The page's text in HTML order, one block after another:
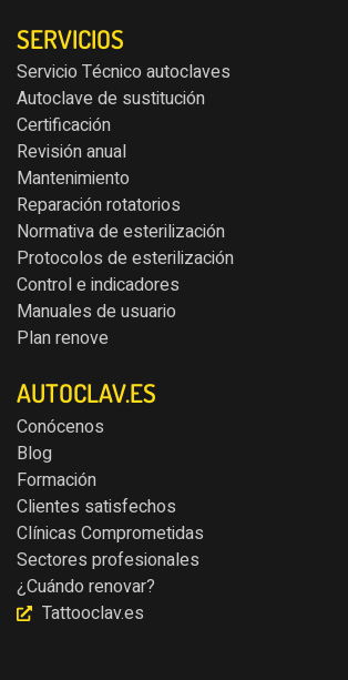
SERVICIOS
Servicio Técnico autoclaves
Autoclave de sustitución
Certificación
Revisión anual
Mantenimiento
Reparación rotatorios
Normativa de esterilización
Protocolos de esterilización
Control e indicadores
Manuales de usuario
Plan renove
AUTOCLAV.ES
Conócenos
Blog
Formación
Clientes satisfechos
Clínicas Comprometidas
Sectores profesionales
¿Cuándo renovar?
Tattooclav.es